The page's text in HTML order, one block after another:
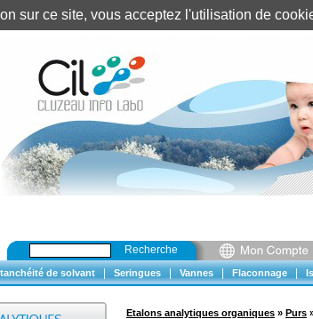
Recherche
de solvant Seringues Vannes Flaconnage
Etalons analytiques organiques » Purs
sur ce site, vous acceptez l'utilisation de